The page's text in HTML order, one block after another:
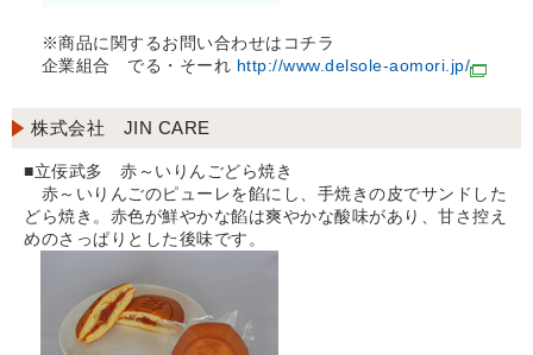
※商品に関するお問い合わせはコチラ
企業組合 でる・そーれ http://www.delsole-aomori.jp/
株式会社 JIN CARE
■立佞武多 赤～いりんごどら焼き
赤～いりんごのピューレを餡にし、手焼きの皮でサンドした
どら焼き。赤色が鮮やかな餡は爽やかな酸味があり、甘さ控え
めのさっぱりとした後味です。